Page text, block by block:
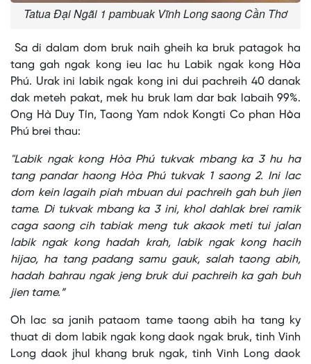
Tatua Đại Ngãi 1 pambuak Vĩnh Long saong Cần Thơ
Sa di dalam dom bruk naih gheih ka bruk patagok ha
tang gah ngak kong ieu lac hu Labik ngak kong Hòa
Phú. Urak ini labik ngak kong ini dui pachreih 40 danak
dak meteh pakat, mek hu bruk lam dar bak labaih 99%.
Ong Hà Duy Tín, Taong Yam ndok Kongti Co phan Hòa
Phú brei thau:
"Labik ngak kong Hòa Phú tukvak mbang ka 3 hu ha
tang pandar haong Hòa Phú tukvak 1 saong 2. Ini lac
dom kein lagaih piah mbuan dui pachreih gah buh jien
tame. Di tukvak mbang ka 3 ini, khol dahlak brei ramik
caga saong cih tabiak meng tuk akaok meti tui jalan
labik ngak kong hadah krah, labik ngak kong hacih
hijao, ha tang padang samu gauk, salah taong abih,
hadah bahrau ngak jeng bruk dui pachreih ka gah buh
jien tame.”
Oh lac sa janih pataom tame taong abih ha tang ky
thuat di dom labik ngak kong daok ngak bruk, tinh Vinh
Long daok jhul khang bruk ngak, tinh Vinh Long daok